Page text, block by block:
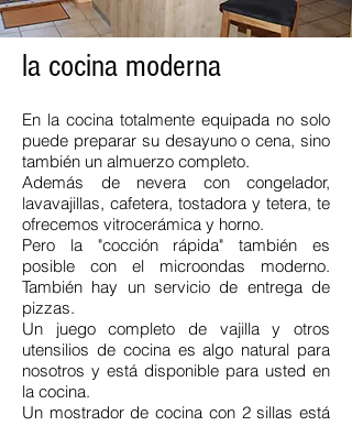
la cocina moderna
En la cocina totalmente equipada no solo
puede preparar su desayuno o cena, sino
también un almuerzo completo.
Además de nevera con congelador,
lavavajillas, cafetera, tostadora y tetera, te
ofrecemos vitrocerámica y horno.
Pero la "cocción rápida" también es
posible con el microondas moderno.
También hay un servicio de entrega de
pizzas.
Un juego completo de vajilla y otros
utensilios de cocina es algo natural para
nosotros y está disponible para usted en
la cocina.
Un mostrador de cocina con 2 sillas está